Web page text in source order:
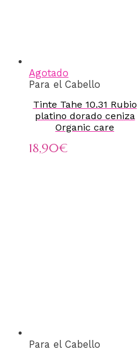
Agotado
Para el Cabello
Tinte Tahe 10.31 Rubio
platino dorado ceniza
Organic care
18,90€
Para el Cabello